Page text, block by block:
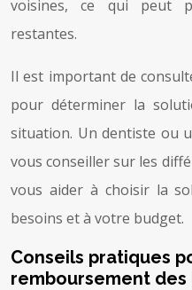
voisines, ce qui peut
restantes.
Il est important de
pour déterminer la
situation. Un dentiste ou
vous conseiller sur les
vous aider à choisir la
besoins et à votre budget.
Conseils pratiques
remboursement